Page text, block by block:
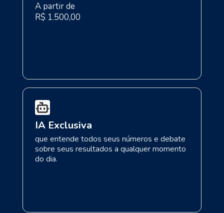
A partir de
R$ 1.500,00
IA Exclusiva
que entende todos seus números e debate
sobre seus resultados a qualquer momento
do dia.